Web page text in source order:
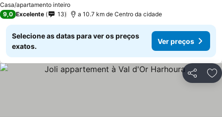
Casa/apartamento inteiro
Ver preços
9,0 Excelente 13 a 10.7 km de Centro da cidade
Selecione as datas para ver os preços
exatos.
Ver preços
Partilhar